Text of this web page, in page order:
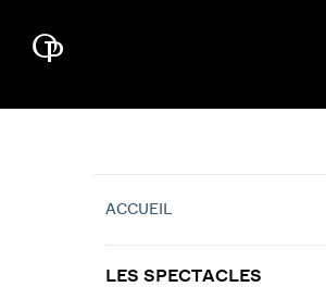
ACCUEIL
LES SPECTACLES